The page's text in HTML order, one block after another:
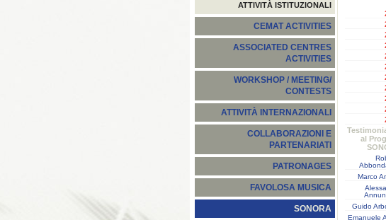
ATTIVITÀ ISTITUZIONALI
CEMAT ACTIVITIES
ASSOCIATED CENTRES
ACTIVITIES
WORKSHOP / MEETING/
CONTESTS
ATTIVITÀ INTERNAZIONALI
COLLABORAZIONI E
PARTENARIATI
PATRONAGES
FAVOLOSA MUSICA
SONORA
al
Marco
Guido
Emanuele